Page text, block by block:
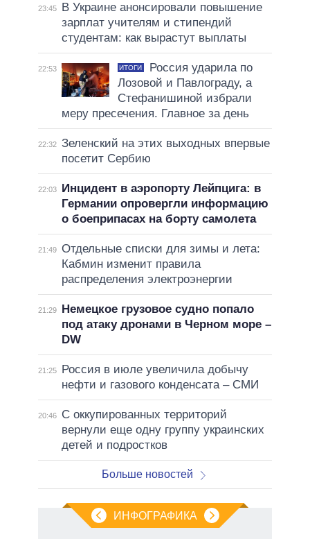
23:45
В Украине анонсировали повышение
зарплат учителям и стипендий
студентам: как вырастут выплаты
22:53 ИТОГИ
Россия ударила по
Лозовой и Павлограду, а
Стефанишиной избрали
меру пресечения. Главное за день
22:32 Зеленский на этих выходных впервые
посетит Сербию
22:03
Инцидент в аэропорту Лейпцига: в
Германии опровергли информацию
о боеприпасах на борту самолета
21:49 Отдельные списки для зимы и лета:
Кабмин изменит правила
распределения электроэнергии
21:29
Немецкое грузовое судно попало
под атаку дронами в Черном море –
DW
21:25
Россия в июле увеличила добычу
нефти и газового конденсата – СМИ
20:46
С оккупированных территорий
вернули еще одну группу украинских
детей и подростков
Больше новостей
ИНФОГРАФИКА